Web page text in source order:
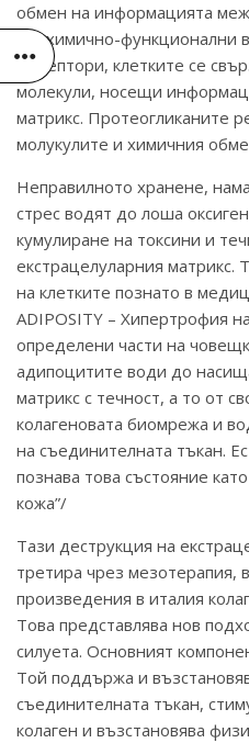
обмен на информацията
биохимично-функционални
рецептори, клетките се
молекули, носещи
матрикс. Протеогликаните
молукулите и химичния
Неправилното хранене,
стрес водят до лоша
кумулиране на токсини и
екстрацелуларния матрикс.
на клетките познато в
ADIPOSITY – Хипертрофия
определени части на
адипоцитите води до
матрикс с течност, а то от
колагеновата биомрежа и
на съединителната тъкан.
познава това състояние
кожа”/
Тази деструкция на
третира чрез мезотерапия,
произведения в италия
Това представлява нов
силуета. Основният
Той поддържа и
съединителната тъкан,
колаген и възстановява